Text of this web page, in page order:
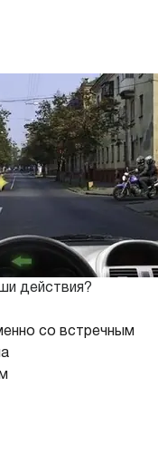
действия?
со встречным